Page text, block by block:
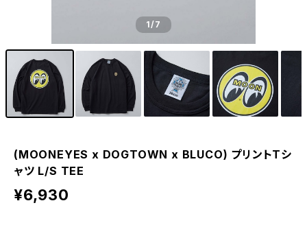
1/7
(MOONEYES x DOGTOWN x BLUCO) プリントTシ
ャツ L/S TEE
¥6,930